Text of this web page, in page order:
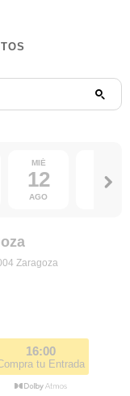
MIÉ
12
AGO
13
Zaragoza
16:00
tu Entrada